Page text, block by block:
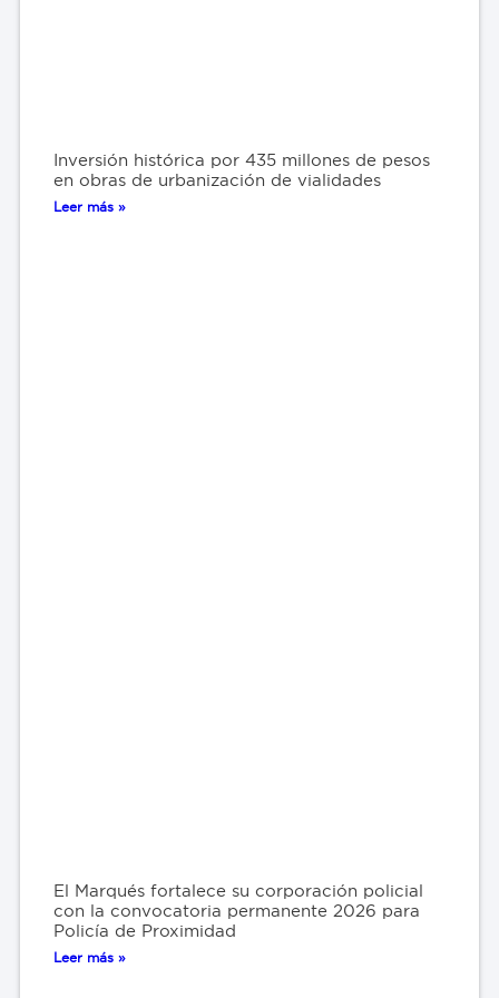
Inversión histórica por 435 millones de pesos
en obras de urbanización de vialidades
Leer más »
El Marqués fortalece su corporación policial
con la convocatoria permanente 2026 para
Policía de Proximidad
Leer más »